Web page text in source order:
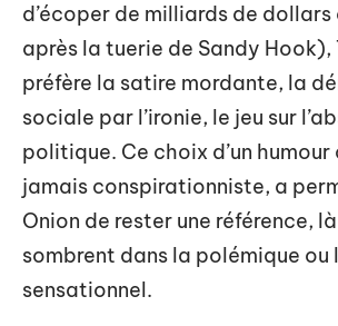
d’écoper de milliards de dollars
après la tuerie de Sandy Hook),
préfère la satire mordante, la
sociale par l’ironie, le jeu sur
politique. Ce choix d’un
jamais conspirationniste, a
Onion de rester une référence,
sombrent dans la polémique ou
sensationnel.